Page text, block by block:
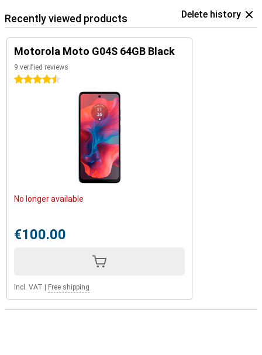
Recently viewed products Delete history
Motorola Moto G04S 64GB Black
9 verified reviews
4.5 stars
No longer available
€100.00
Incl. VAT Free shipping